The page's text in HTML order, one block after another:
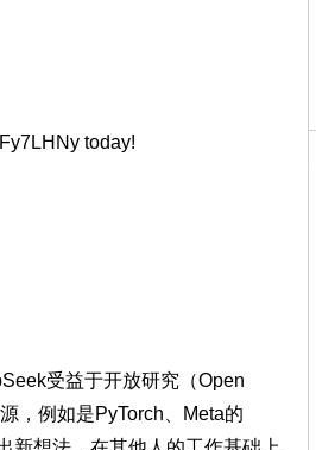
today!
受益于开放研究（Open
，例如是PyTorch、Meta的